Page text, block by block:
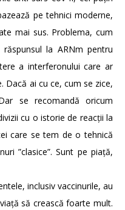
pe tehnici moderne,
mai sus. Problema, cum
la ARNm pentru
a interferonului care ar
Dacă ai cu ce, cum se zice,
se recomandă oricum
cu o istorie de reacții la
care se tem de o tehnică
”clasice”. Sunt pe piață,
inclusiv vaccinurile, au
să crească foarte mult.